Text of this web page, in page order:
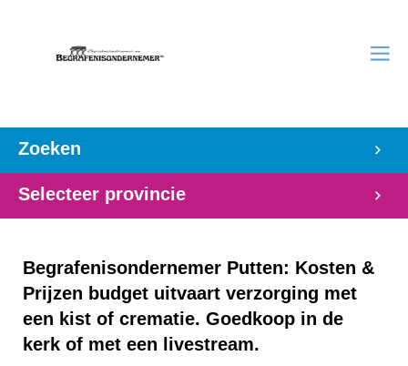
Zoeken
Selecteer provincie
Begrafenisondernemer Putten: Kosten &
Prijzen budget uitvaart verzorging met
een kist of crematie. Goedkoop in de
kerk of met een livestream.